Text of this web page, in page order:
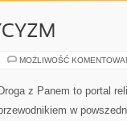
MOŻLIWOŚĆ
Droga z Panem to portal
w